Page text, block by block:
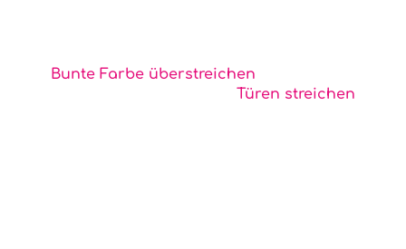
Bunte Farbe überstreichen
Türen streichen